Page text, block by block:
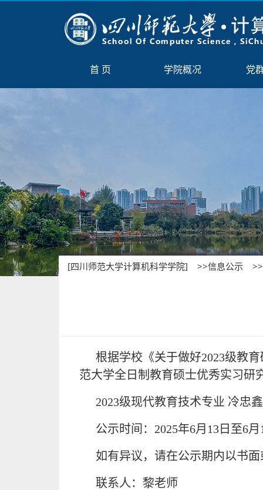
[四川师范大学计算机科学学院] >>信息公示
根据学校《关于做好2023级教
范大学全日制教育硕士优秀实习研
2023级现代教育技术专业 冷忠鑫
公示时间：2025年6月13日至6月
如有异议，请在公示期内以书
联系人：黎老师
首 页 学院概况 党